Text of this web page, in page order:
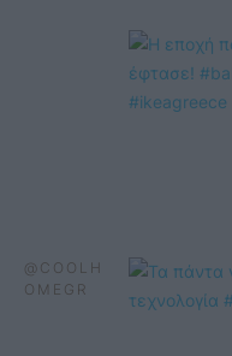
@COOLH
OMEGR